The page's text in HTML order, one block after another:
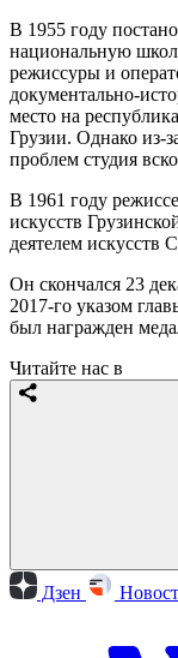
В 1955 году
национальную
режиссуры и
документально-
место на
Грузии. Однако из-
проблем студия
В 1961 году
искусств
деятелем искусств
Он скончался 23
2017-го указом
был награжден
Читайте нас в
Дзен